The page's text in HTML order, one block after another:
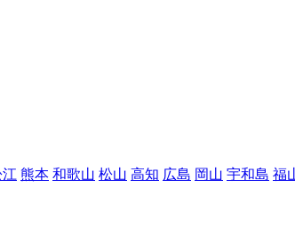
熊本 和歌山 松山 高知 広島 岡山 宇和島 福